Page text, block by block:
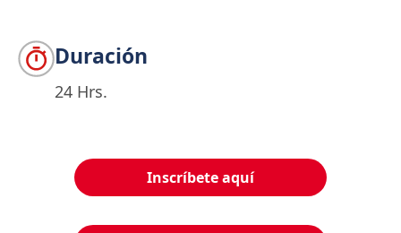
Duración
24 Hrs.
Inscríbete aquí